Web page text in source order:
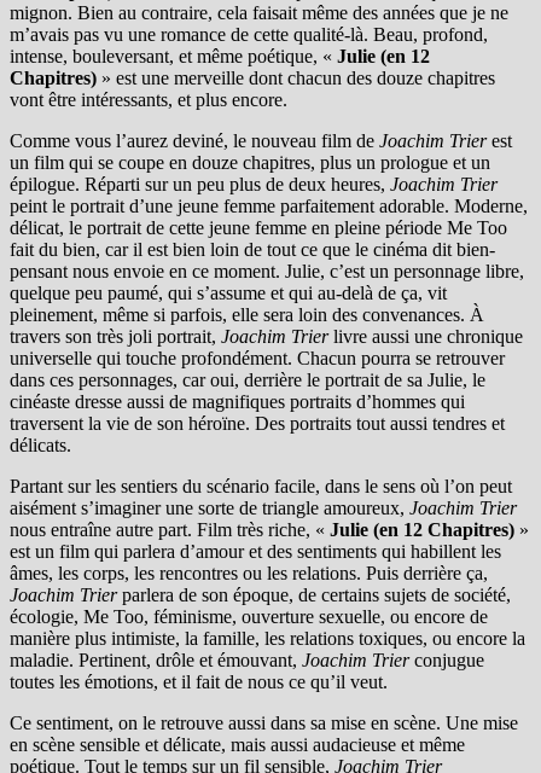
mignon. Bien au contraire, cela faisait même des années que je ne
m’avais pas vu une romance de cette qualité-là. Beau, profond,
intense, bouleversant, et même poétique, « Julie (en 12
Chapitres) » est une merveille dont chacun des douze chapitres
vont être intéressants, et plus encore.
Comme vous l’aurez deviné, le nouveau film de Joachim Trierest
un film qui se coupe en douze chapitres, plus un prologue et un
épilogue. Réparti sur un peu plus de deux heures, Joachim Trier
peint le portrait d’une jeune femme parfaitement adorable. Moderne,
délicat, le portrait de cette jeune femme en pleine période Me Too
fait du bien, car il est bien loin de tout ce que le cinéma dit bien-
pensant nous envoie en ce moment. Julie, c’est un personnage libre,
quelque peu paumé, qui s’assume et qui au-delà de ça, vit
pleinement, même si parfois, elle sera loin des convenances. À
travers son très joli portrait, Joachim Trierlivre aussi une chronique
universelle qui touche profondément. Chacun pourra se retrouver
dans ces personnages, car oui, derrière le portrait de sa Julie, le
cinéaste dresse aussi de magnifiques portraits d’hommes qui
traversent la vie de son héroïne. Des portraits tout aussi tendres et
délicats.
Partant sur les sentiers du scénario facile, dans le sens où l’on peut
aisément s’imaginer une sorte de triangle amoureux, Joachim Trier
nous entraîne autre part. Film très riche, « Julie (en 12 Chapitres) »
est un film qui parlera d’amour et des sentiments qui habillent les
âmes, les corps, les rencontres ou les relations. Puis derrière ça,
Joachim Trierparlera de son époque, de certains sujets de société,
écologie, Me Too, féminisme, ouverture sexuelle, ou encore de
manière plus intimiste, la famille, les relations toxiques, ou encore la
maladie. Pertinent, drôle et émouvant, Joachim Trierconjugue
toutes les émotions, et il fait de nous ce qu’il veut.
Ce sentiment, on le retrouve aussi dans sa mise en scène. Une mise
en scène sensible et délicate, mais aussi audacieuse et même
poétique. Tout le temps sur un fil sensible, Joachim Trier